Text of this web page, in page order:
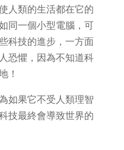
人類的生活都在它的
同一個小型電腦，可
科技的進步，一方面
恐懼，因為不知道科
！
如果它不受人類理智
技最終會導致世界的